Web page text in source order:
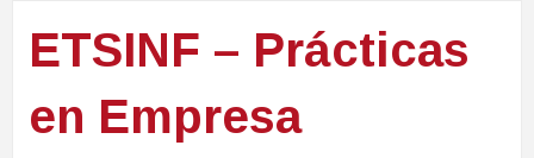
ETSINF – Prácticas
en Empresa